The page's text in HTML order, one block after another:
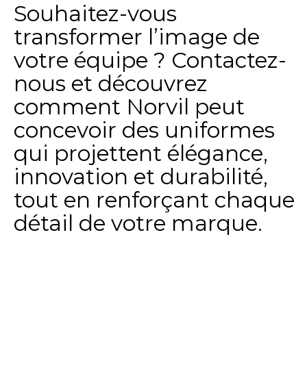
Souhaitez-vous
transformer l’image de
votre équipe ? Contactez-
nous et découvrez
comment Norvil peut
concevoir des uniformes
qui projettent élégance,
innovation et durabilité,
tout en renforçant chaque
détail de votre marque.